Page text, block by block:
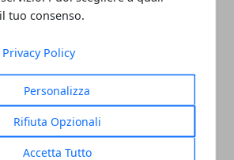
tuo consenso.
Privacy Policy
Personalizza
Rifiuta Opzionali
Accetta Tutto